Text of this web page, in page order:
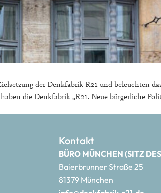
der Denkfabrik R21 und beleuchten
die Denkfabrik „R21. Neue bürgerliche
Kontakt
BÜRO MÜNCHEN (SITZ
Baierbrunner Straße 25
81379 München